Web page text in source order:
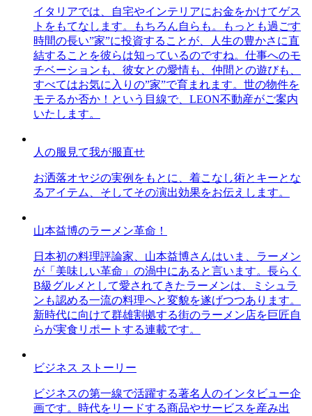
イタリアでは、自宅やインテリアにお金をかけてゲス
トをもてなします。もちろん自らも。もっとも過ごす
時間の長い”家”に投資することが、人生の豊かさに直
結することを彼らは知っているのですね。仕事へのモ
チベーションも、彼女との愛情も、仲間との遊びも、
すべてはお気に入りの”家”で育まれます。世の物件を
モテるか否か！という目線で、LEON不動産がご案内
いたします。
人の服見て我が服直せ
お洒落オヤジの実例をもとに、着こなし術とキーとな
るアイテム、そしてその演出効果をお伝えします。
山本益博のラーメン革命！
日本初の料理評論家、山本益博さんはいま、ラーメン
が「美味しい革命」の渦中にあると言います。長らく
B級グルメとして愛されてきたラーメンは、ミシュラ
ンも認める一流の料理へと変貌を遂げつつあります。
新時代に向けて群雄割拠する街のラーメン店を巨匠自
らが実食リポートする連載です。
ビジネス ストーリー
ビジネスの第一線で活躍する著名人のインタビュー企
画です。時代をリードする商品やサービスを産み出